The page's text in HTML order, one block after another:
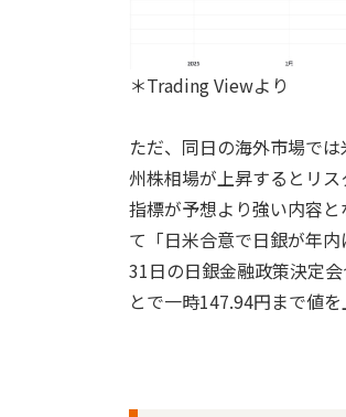
＊Trading Viewより
ただ、同日の海外市場で
州株相場が上昇するとリ
指標が予想より強い内容
て「日米合意で日銀が年
31日の日銀金融政策決定
とで一時147.94円まで値を